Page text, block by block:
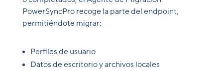
PowerSyncPro recoge la parte del endpoint,
permitiéndote migrar:
Perfiles de usuario
Datos de escritorio y archivos locales